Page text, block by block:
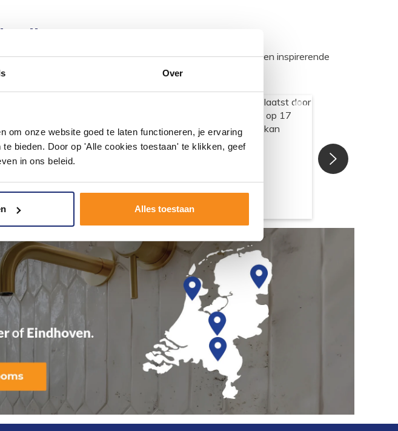
Over
om onze website goed te laten functioneren, je ervaring
bieden. Door op 'Alle cookies toestaan' te klikken, geef
in ons beleid.
Alles toestaan
en tag @megadumpnl. Samen bouwen we een inspirerende